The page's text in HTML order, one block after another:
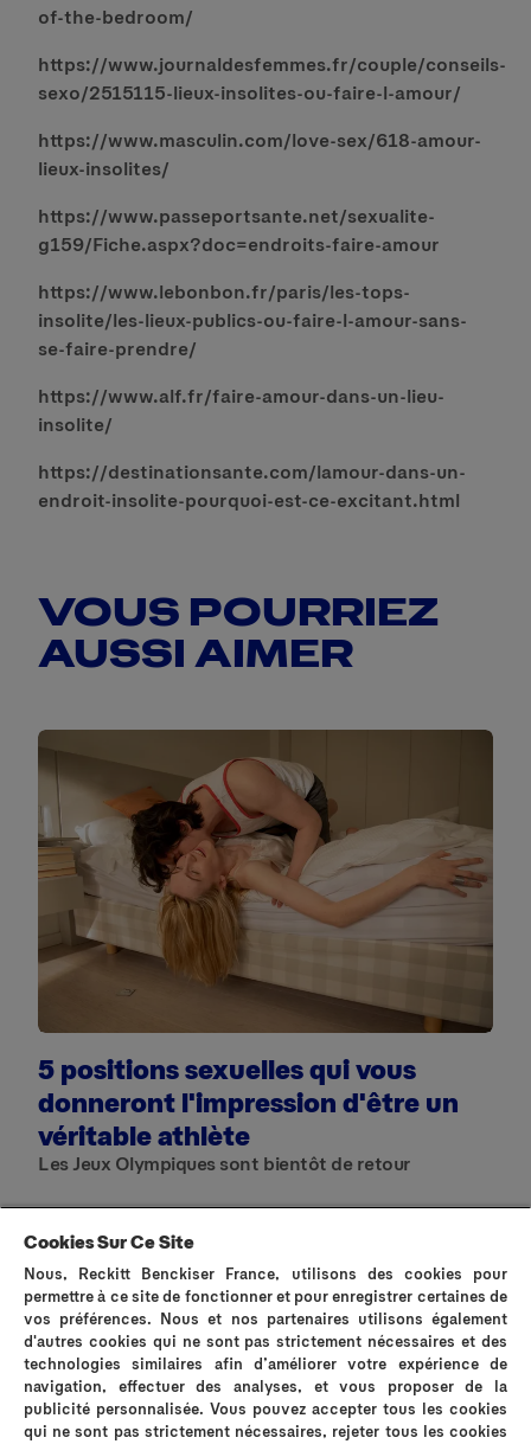
of-the-bedroom/
https://www.journaldesfemmes.fr/couple/conseils-
sexo/2515115-lieux-insolites-ou-faire-l-amour/
https://www.masculin.com/love-sex/618-amour-
lieux-insolites/
https://www.passeportsante.net/sexualite-
g159/Fiche.aspx?doc=endroits-faire-amour
https://www.lebonbon.fr/paris/les-tops-
insolite/les-lieux-publics-ou-faire-l-amour-sans-
se-faire-prendre/
https://www.alf.fr/faire-amour-dans-un-lieu-
insolite/
https://destinationsante.com/lamour-dans-un-
endroit-insolite-pourquoi-est-ce-excitant.html
VOUS POURRIEZ
AUSSI AIMER
5 positions sexuelles qui vous
donneront l'impression d'être un
véritable athlète
Les Jeux Olympiques sont bientôt de retour
Conseils Durex
Cookies Sur Ce Site
Nous, Reckitt Benckiser France, utilisons des cookies pour
permettre à ce site de fonctionner et pour enregistrer certaines de
vos préférences. Nous et nos partenaires utilisons également
d'autres cookies qui ne sont pas strictement nécessaires et des
technologies similaires afin d’améliorer votre expérience de
navigation, effectuer des analyses, et vous proposer de la
publicité personnalisée. Vous pouvez accepter tous les cookies
qui ne sont pas strictement nécessaires, rejeter tous les cookies